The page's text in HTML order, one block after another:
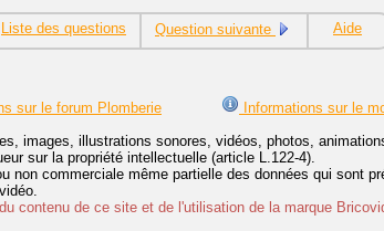
Liste des questions Question suivante Aide
sur le forum Plomberie Informations sur le
images, illustrations sonores, vidéos, photos,
sur la propriété intellectuelle (article L.122-4).
non commerciale même partielle des données qui sont
contenu de ce site et de l'utilisation de la marque